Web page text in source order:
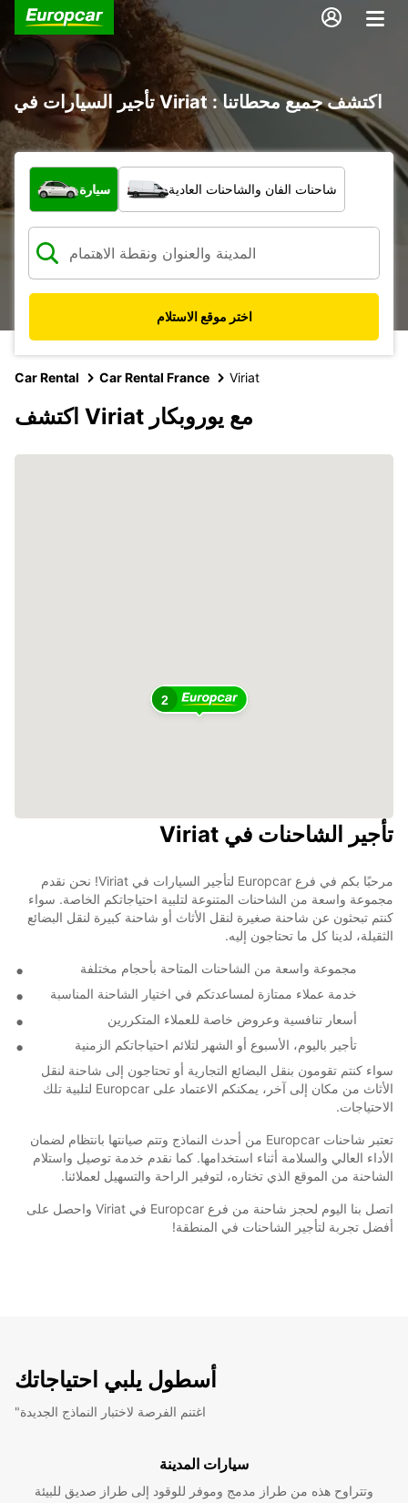
تأجير السيارات في Viriat : اكتشف جميع محطاتنا
ما نوع المركبة؟
سيارة شاحنات الفان والشاحنات العادية
اختر موقع الاستلام
Car Rental Car Rental France Viriat
اكتشف Viriat مع يوروبكار
2
تأجير الشاحنات في Viriat
مرحبًا بكم في فرع Europcar لتأجير السيارات في Viriat! نحن نقدم
مجموعة واسعة من الشاحنات المتنوعة لتلبية احتياجاتكم الخاصة. سواء
كنتم تبحثون عن شاحنة صغيرة لنقل الأثاث أو شاحنة كبيرة لنقل البضائع
الثقيلة، لدينا كل ما تحتاجون إليه.
مجموعة واسعة من الشاحنات المتاحة بأحجام مختلفة
خدمة عملاء ممتازة لمساعدتكم في اختيار الشاحنة المناسبة
أسعار تنافسية وعروض خاصة للعملاء المتكررين
تأجير باليوم، الأسبوع أو الشهر لتلائم احتياجاتكم الزمنية
سواء كنتم تقومون بنقل البضائع التجارية أو تحتاجون إلى شاحنة لنقل
الأثاث من مكان إلى آخر، يمكنكم الاعتماد على Europcar لتلبية تلك
الاحتياجات.
تعتبر شاحنات Europcar من أحدث النماذج وتتم صيانتها بانتظام لضمان
الأداء العالي والسلامة أثناء استخدامها. كما نقدم خدمة توصيل واستلام
الشاحنة من الموقع الذي تختاره، لتوفير الراحة والتسهيل لعملائنا.
اتصل بنا اليوم لحجز شاحنة من فرع Europcar في Viriat واحصل على
أفضل تجربة لتأجير الشاحنات في المنطقة!
أسطول يلبي احتياجاتك
"اغتنم الفرصة لاختبار النماذج الجديدة
سيارات المدينة
وتتراوح هذه من طراز مدمج وموفر للوقود إلى طراز صديق للبيئة